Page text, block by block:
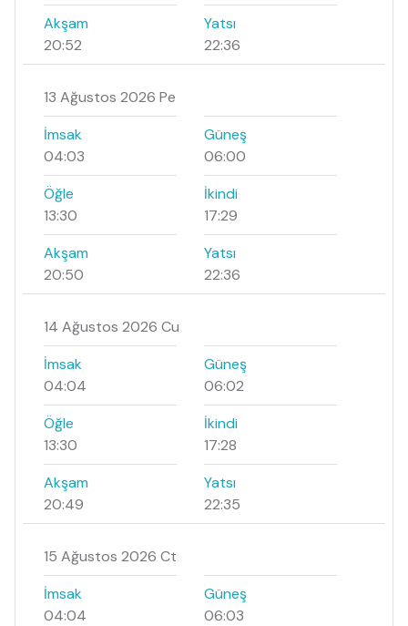
Akşam
20:52
Yatsı
22:36
13 Ağustos 2026 Pe
İmsak
04:03
Güneş
06:00
Öğle
13:30
İkindi
17:29
Akşam
20:50
Yatsı
22:36
14 Ağustos 2026 Cu
İmsak
04:04
Güneş
06:02
Öğle
13:30
İkindi
17:28
Akşam
20:49
Yatsı
22:35
15 Ağustos 2026 Ct
İmsak
04:04
Güneş
06:03